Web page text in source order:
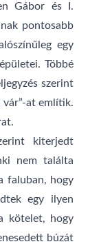
Gábor és
I.
pontosabb
egy
Többé
szerint
at említik.
kiterjedt
nem találta
faluban, hogy
egy ilyen
kötelet, hogy
búzát